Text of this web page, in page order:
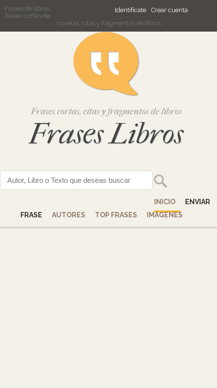
Identifícate Crear cuenta
Frases de libros,
frases cortas de
novelas, citas y fragmentos de libros
Frases cortas, citas y fragmentos de libros
Frases Libros
INICIO
ENVIAR
FRASE
AUTORES TOP FRASES IMÁGENES